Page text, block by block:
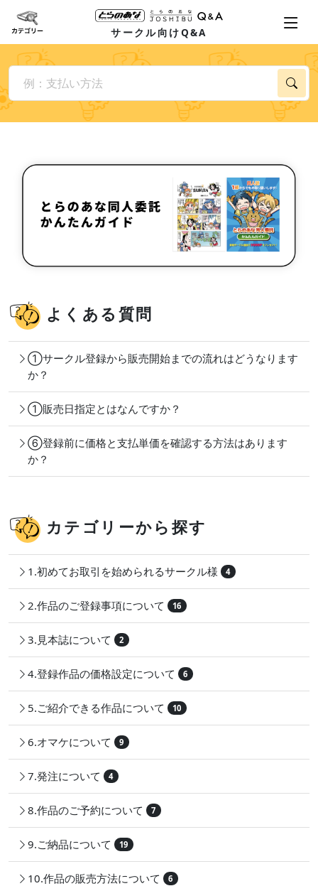
サークル向けQ&A
よくある質問
①サークル登録から販売開始までの流れはどうなります
か？
①販売日指定とはなんですか？
⑥登録前に価格と支払単価を確認する方法はあります
か？
カテゴリーから探す
1.初めてお取引を始められるサークル様 4
2.作品のご登録事項について 16
3.見本誌について 2
4.登録作品の価格設定について 6
5.ご紹介できる作品について 10
6.オマケについて 9
7.発注について 4
8.作品のご予約について 7
9.ご納品について 19
10.作品の販売方法について 6